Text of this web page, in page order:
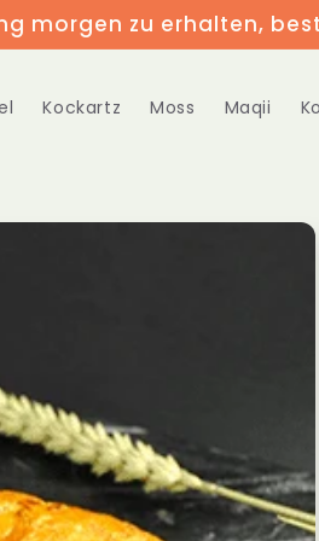
morgen zu erhalten,
Kockartz Moss Maqii